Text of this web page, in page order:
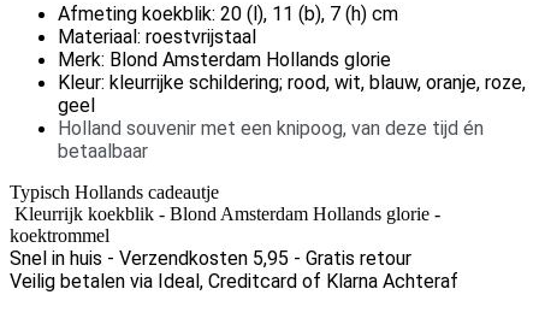
Afmeting koekblik: 20 (l), 11 (b), 7 (h) cm
Materiaal: roestvrijstaal
Merk: Blond Amsterdam Hollands glorie
Kleur: kleurrijke schildering; rood, wit, blauw, oranje, roze,
geel
Holland souvenir met een knipoog, van deze tijd én
betaalbaar
Typisch Hollands cadeautje
Kleurrijk koekblik - Blond Amsterdam Hollands glorie -
koektrommel
Snel in huis - Verzendkosten 5,95 - Gratis retour
Veilig betalen via Ideal, Creditcard of Klarna Achteraf